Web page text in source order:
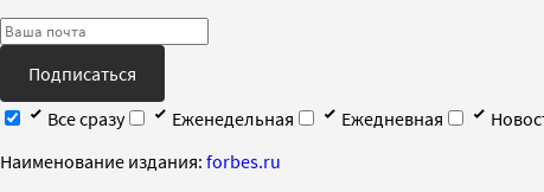
Подписаться
Все сразу
Еженедельная Ежедневная
Наименование издания: forbes.ru